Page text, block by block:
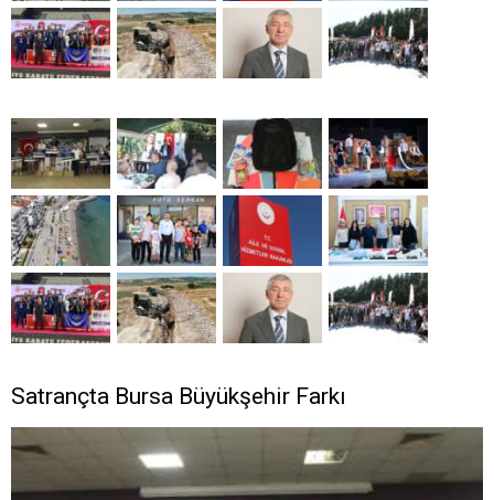
Satrançta Bursa Büyükşehir Farkı